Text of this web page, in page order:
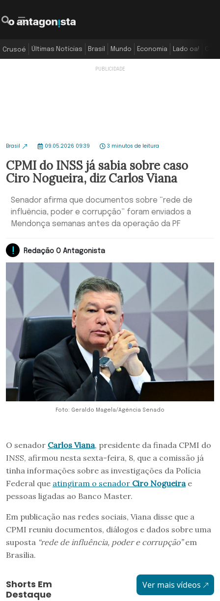
Crusoé Últimas Notícias Brasil Mundo Economia Lado oa!
Brasil 09.05.2026 09:39 3 minutos de leitura
CPMI do INSS já sabia sobre caso
Ciro Nogueira, diz Carlos Viana
Senador afirma que documentos sobre “rede de
influência, poder e corrupção” foram enviados a
Mendonça semanas antes da operação da PF
Redação O Antagonista
Foto: Geraldo Magela/Agência Senado
O senador Carlos Viana, presidente da finada CPMI do
INSS, afirmou nesta sexta-feira, 8, que a comissão já
tinha informações sobre as investigações da Polícia
Federal que atingiram o senador Ciro Nogueirae
pessoas ligadas ao Banco Master.
Em publicação nas redes sociais, Viana disse que a
CPMI reuniu documentos, diálogos e dados sobre uma
suposta “rede de influência, poder e corrupção”em
Brasília.
Shorts Em
Destaque
Ver mais vídeos